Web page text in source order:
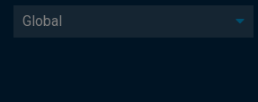
Global